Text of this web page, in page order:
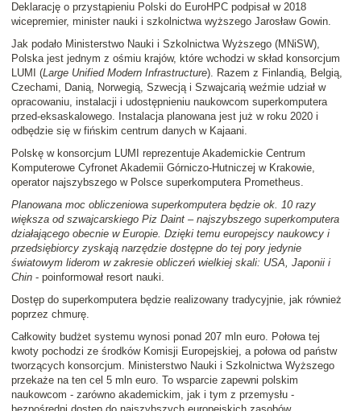
Deklarację o przystąpieniu Polski do EuroHPC podpisał w 2018
wicepremier, minister nauki i szkolnictwa wyższego Jarosław Gowin.
Jak podało Ministerstwo Nauki i Szkolnictwa Wyższego (MNiSW),
Polska jest jednym z ośmiu krajów, które wchodzi w skład konsorcjum
LUMI (Large Unified Modern Infrastructure). Razem z Finlandią, Belgią,
Czechami, Danią, Norwegią, Szwecją i Szwajcarią weźmie udział w
opracowaniu, instalacji i udostępnieniu naukowcom superkomputera
przed-eksaskalowego. Instalacja planowana jest już w roku 2020 i
odbędzie się w fińskim centrum danych w Kajaani.
Polskę w konsorcjum LUMI reprezentuje Akademickie Centrum
Komputerowe Cyfronet Akademii Górniczo-Hutniczej w Krakowie,
operator najszybszego w Polsce superkomputera Prometheus.
Planowana moc obliczeniowa superkomputera będzie ok. 10 razy
większa od szwajcarskiego Piz Daint – najszybszego superkomputera
działającego obecnie w Europie. Dzięki temu europejscy naukowcy i
przedsiębiorcy zyskają narzędzie dostępne do tej pory jedynie
światowym liderom w zakresie obliczeń wielkiej skali: USA, Japonii i
Chin - poinformował resort nauki.
Dostęp do superkomputera będzie realizowany tradycyjnie, jak również
poprzez chmurę.
Całkowity budżet systemu wynosi ponad 207 mln euro. Połowa tej
kwoty pochodzi ze środków Komisji Europejskiej, a połowa od państw
tworzących konsorcjum. Ministerstwo Nauki i Szkolnictwa Wyższego
przekaże na ten cel 5 mln euro. To wsparcie zapewni polskim
naukowcom - zarówno akademickim, jak i tym z przemysłu -